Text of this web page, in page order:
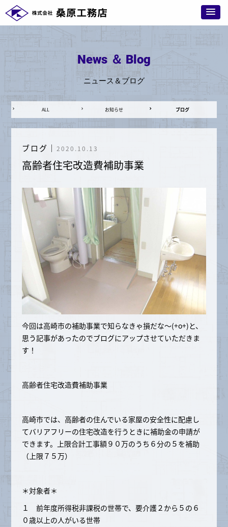
News ＆ Blog
ニュース＆ブログ
ALL お知らせ ブログ
ブログ ｜ 2020.10.13
高齢者住宅改造費補助事業
今回は高崎市の補助事業で知らなきゃ損だな～(+o+)と、
思う記事があったのでブログにアップさせていただきま
す！
高齢者住宅改造費補助事業
高崎市では、高齢者の住んでいる家屋の安全性に配慮し
てバリアフリーの住宅改造を行うときに補助金の申請が
できます。上限合計工事額９０万のうち６分の５を補助
（上限７５万）
＊対象者＊
１ 前年度所得税非課税の世帯で、要介護２から５の６
０歳以上の人がいる世帯